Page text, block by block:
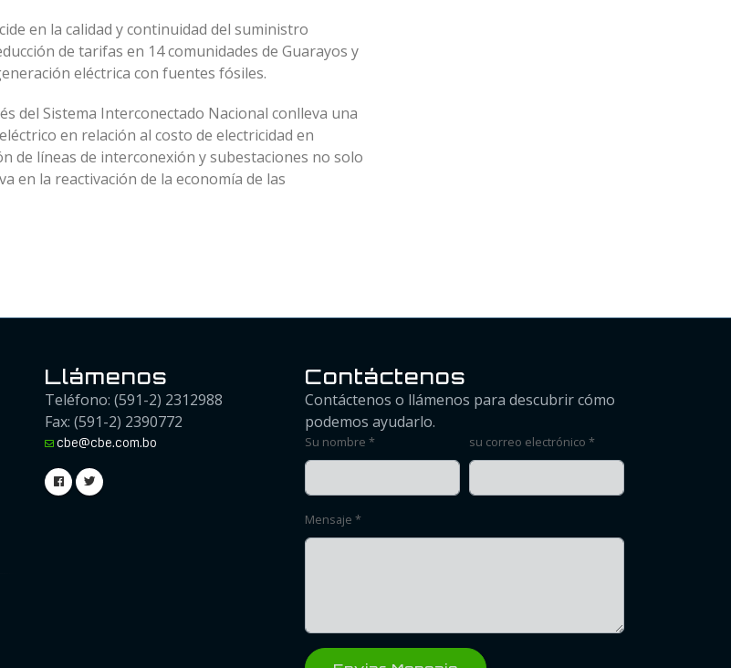
en la calidad y continuidad del suministro
de tarifas en 14 comunidades de Guarayos y
eléctrica con fuentes fósiles.
del Sistema Interconectado Nacional conlleva una
en relación al costo de electricidad en
de líneas de interconexión y subestaciones no solo
en la reactivación de la economía de las
Llámenos
Teléfono: (591-2) 2312988
Fax: (591-2) 2390772
cbe@cbe.com.bo
Contáctenos
Contáctenos o llámenos para descubrir cómo
podemos ayudarlo.
Su nombre * su correo electrónico *
Mensaje *